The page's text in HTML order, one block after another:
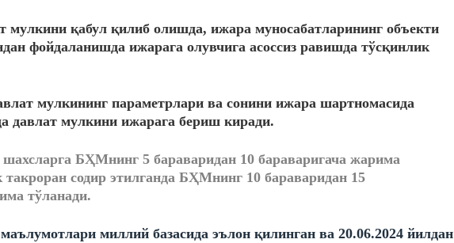
мулкини қабул қилиб олишда, ижара муносабатларининг объекти
фойдаланишда ижарага олувчига асоссиз равишда тўсқинлик
мулкининг параметрлари ва сонини ижара шартномасида
давлат мулкини ижарага бериш киради.
БҲМнинг 5 бараваридан 10 бараваригача жарима
такроран содир этилганда БҲМнинг 10 бараваридан 15
тўланади.
миллий базасида эълон қилинган ва 20.06.2024 йилдан